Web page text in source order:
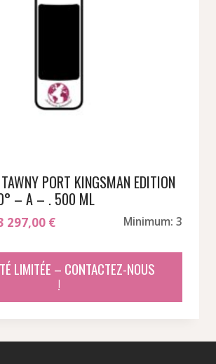
PORT KINGSMAN EDITION
– A – . 500 ML
initial
:
€.
297,00 €Le
est :
297,00 €.
Minimum: 3
LIMITÉE – CONTACTEZ-NOUS
!